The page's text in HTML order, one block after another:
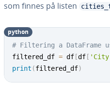
som finnes på listen
# Filtering a DataFrame
filtered_df = df [df [
print (filtered_df)
python